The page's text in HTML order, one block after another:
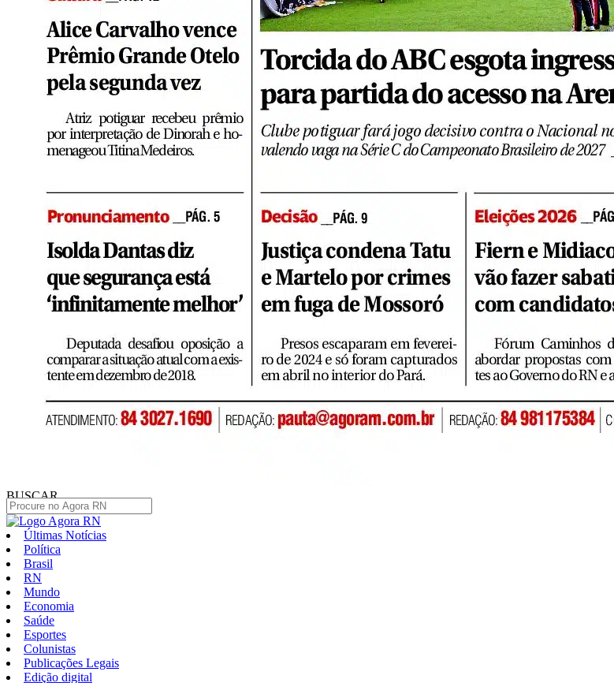
BUSCAR
Últimas Notícias
Política
Brasil
RN
Mundo
Economia
Saúde
Esportes
Colunistas
Publicações Legais
Edição digital